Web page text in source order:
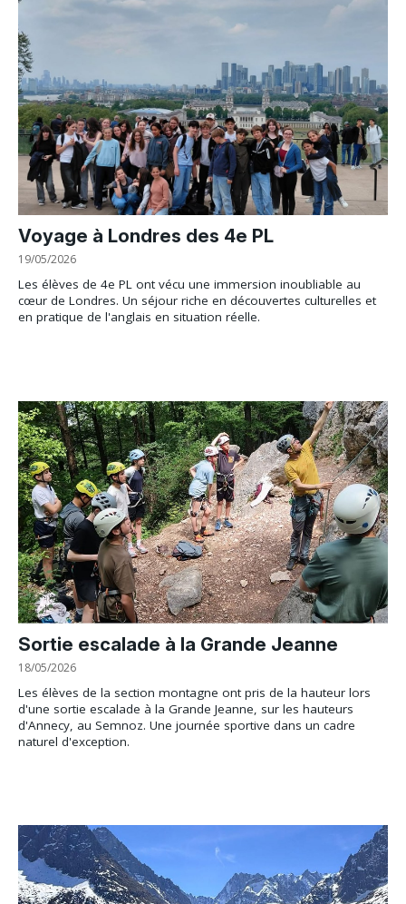
Voyage à Londres des 4e PL
19/05/2026
Les élèves de 4e PL ont vécu une immersion inoubliable au
cœur de Londres. Un séjour riche en découvertes culturelles et
en pratique de l'anglais en situation réelle.
Sortie escalade à la Grande Jeanne
18/05/2026
Les élèves de la section montagne ont pris de la hauteur lors
d'une sortie escalade à la Grande Jeanne, sur les hauteurs
d'Annecy, au Semnoz. Une journée sportive dans un cadre
naturel d'exception.